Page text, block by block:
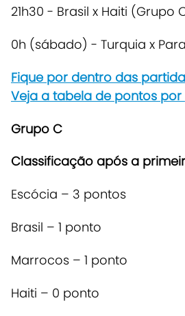
21h30 - Brasil x Haiti (Grupo
0h (sábado) - Turquia x
Fique por dentro das
Veja a tabela de pontos
Grupo C
Classificação após a
Escócia – 3 pontos
Brasil – 1 ponto
Marrocos – 1 ponto
Haiti – 0 ponto